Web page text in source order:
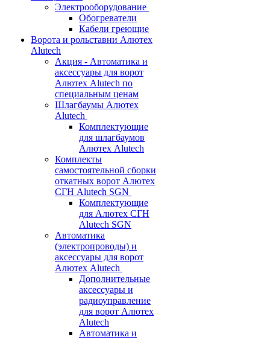
Электрооборудование
Обогреватели
Кабели греющие
Ворота и рольставни Алютех
Alutech
Акция - Автоматика и
аксессуары для ворот
Алютех Alutech по
специальным ценам
Шлагбаумы Алютех
Alutech
Комплектующие
для шлагбаумов
Алютех Alutech
Комплекты
самостоятельной сборки
откатных ворот Алютех
СГН Alutech SGN
Комплектующие
для Алютех СГН
Alutech SGN
Автоматика
(электропроводы) и
аксессуары для ворот
Алютех Alutech
Дополнительные
аксессуары и
радиоуправление
для ворот Алютех
Alutech
Автоматика и